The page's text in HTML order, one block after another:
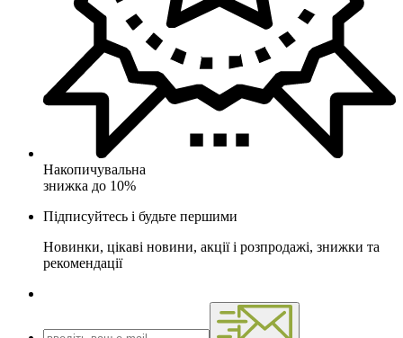
Накопичувальна
знижка до 10%
Підписуйтесь і будьте першими
Новинки, цікаві новини, акції і розпродажі, знижки та
рекомендації